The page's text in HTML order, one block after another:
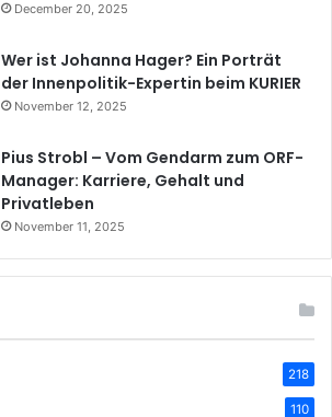
December 20, 2025
Wer ist Johanna Hager? Ein Porträt
der Innenpolitik-Expertin beim KURIER
November 12, 2025
Pius Strobl – Vom Gendarm zum ORF-
Manager: Karriere, Gehalt und
Privatleben
November 11, 2025
218
110